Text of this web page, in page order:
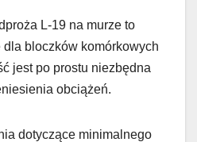
L-19 na murze to
bloczków komórkowych
jest po prostu niezbędna
obciążeń.
dotyczące minimalnego